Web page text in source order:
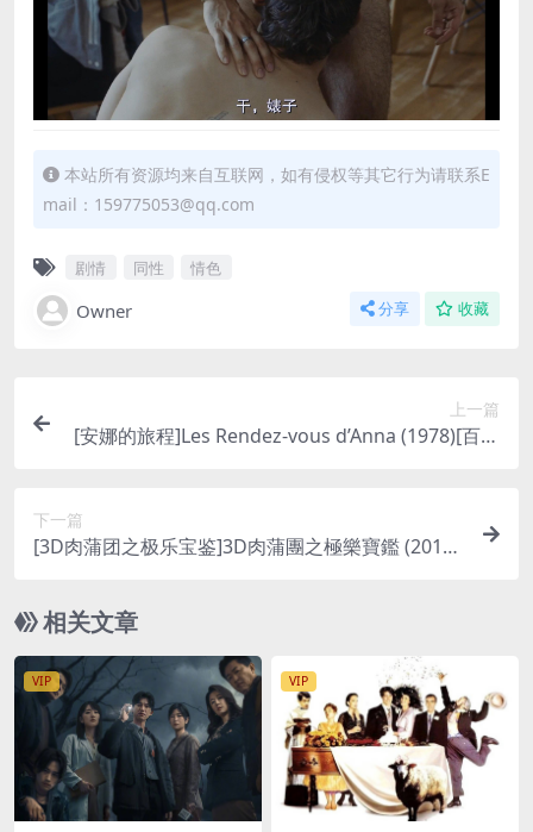
本站所有资源均来自互联网，如有侵权等其它行为请联系E
mail：159775053@qq.com
剧情 同性 情色
Owner 分享 收藏
上一篇
[安娜的旅程]Les Rendez-vous d’Anna (1978)[百度
下一篇
[3D肉蒲团之极乐宝鉴]3D肉蒲團之極樂寶鑑 (2011)
7.9GB][粤语中字]【手机无法在线播放，请下载防
和谐压缩包（含解压密码）】
相关文章
VIP VIP